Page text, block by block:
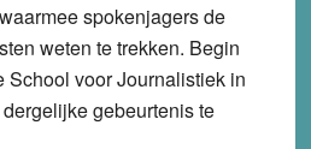
spokenjagers de
weten te trekken. Begin
School voor Journalistiek in
gebeurtenis te